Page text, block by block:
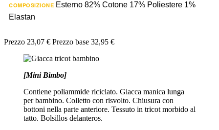
COMPOSIZIONE Esterno 82% Cotone 17% Poliestere 1%
Elastan
Prezzo 23,07 € Prezzo base 32,95 €
[Mini Bimbo]
Contiene poliammide riciclato. Giacca manica lunga
per bambino. Colletto con risvolto. Chiusura con
bottoni nella parte anteriore. Tessuto in tricot morbido al
tatto. Bolsillos delanteros.